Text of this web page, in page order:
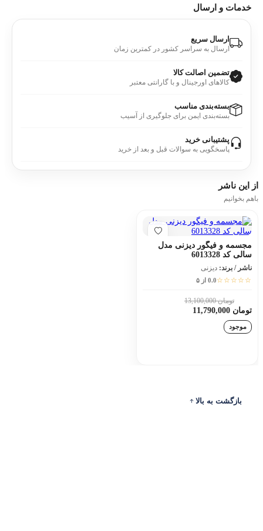
خدمات و ارسال
ارسال سریع
ارسال به سراسر کشور در کمترین زمان
تضمین اصالت کالا
کالاهای اورجینال و با گارانتی معتبر
بسته‌بندی مناسب
بسته‌بندی ایمن برای جلوگیری از آسیب
پشتیبانی خرید
پاسخگویی به سوالات قبل و بعد از خرید
از این ناشر
باهم بخوانیم
مجسمه و فیگور دیزنی مدل
سالی کد 6013328
ناشر / برند: دیزنی
☆☆☆☆☆0.0 از ۵
تومان 13,100,000
تومان 11,790,000
موجود
بازگشت به بالا